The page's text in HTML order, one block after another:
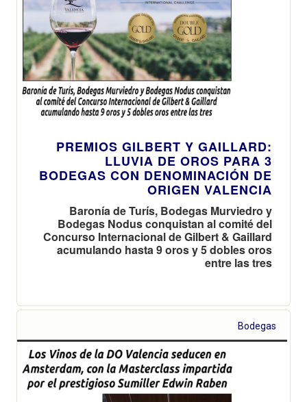
PREMIOS GILBERT Y GAILLARD:
LLUVIA DE OROS PARA 3
BODEGAS CON DENOMINACIÓN DE
ORIGEN VALENCIA
Baronía de Turís, Bodegas Murviedro y
Bodegas Nodus conquistan al comité del
Concurso Internacional de Gilbert & Gaillard
acumulando hasta 9 oros y 5 dobles oros
entre las tres
Bodegas